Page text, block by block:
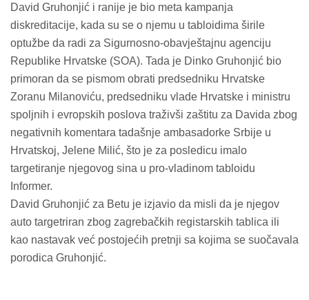
David Gruhonjić i ranije je bio meta kampanja
diskreditacije, kada su se o njemu u tabloidima širile
optužbe da radi za Sigurnosno-obavještajnu agenciju
Republike Hrvatske (SOA). Tada je Dinko Gruhonjić bio
primoran da se pismom obrati predsedniku Hrvatske
Zoranu Milanoviću, predsedniku vlade Hrvatske i ministru
spoljnih i evropskih poslova traživši zaštitu za Davida zbog
negativnih komentara tadašnje ambasadorke Srbije u
Hrvatskoj, Jelene Milić, što je za posledicu imalo
targetiranje njegovog sina u pro-vladinom tabloidu
Informer.
David Gruhonjić za Betu je izjavio da misli da je njegov
auto targetriran zbog zagrebačkih registarskih tablica ili
kao nastavak već postojećih pretnji sa kojima se suočavala
porodica Gruhonjić.